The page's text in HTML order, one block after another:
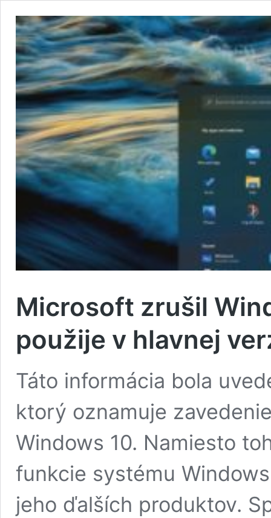
Microsoft zrušil
použije v hlavnej
Táto informácia bola
ktorý oznamuje
Windows 10. Namiesto
funkcie systému
jeho ďalších produktov.